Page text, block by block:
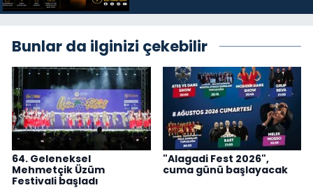
Bunlar da ilginizi çekebilir
64. Geleneksel
Mehmetçik Üzüm
Festivali başladı
"Alagadi Fest 2026",
cuma günü başlayacak